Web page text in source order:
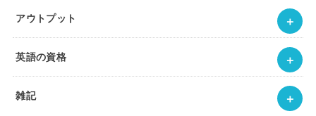
アウトプット
英語の資格
雑記